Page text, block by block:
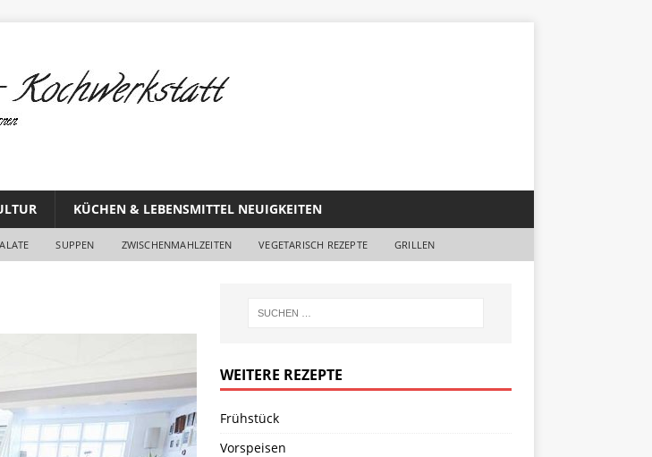
KÜCHEN & LEBENSMITTEL NEUIGKEITEN
SUPPEN ZWISCHENMAHLZEITEN VEGETARISCH REZEPTE GRILLEN
WEITERE REZEPTE
Frühstück
Vorspeisen